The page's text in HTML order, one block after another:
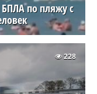
БПЛА по пляжу с
228